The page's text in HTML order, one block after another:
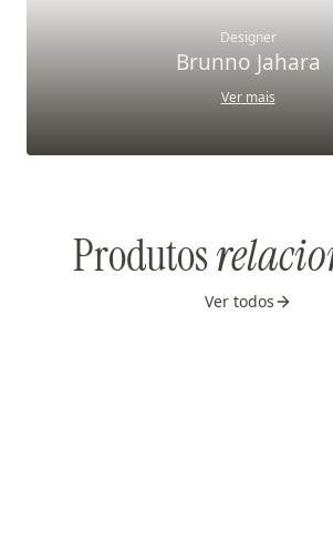
Designer
Brunno Jahara
Ver mais
Produtos
Ver todos